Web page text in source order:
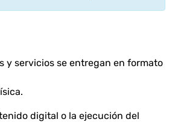
y servicios se entregan en formato
digital o la ejecución del